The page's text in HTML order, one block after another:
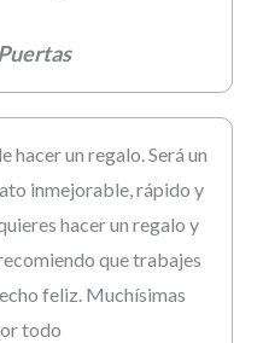
hacer un regalo. Será un
inmejorable, rápido y
hacer un regalo y
que trabajes
feliz. Muchísimas
todo